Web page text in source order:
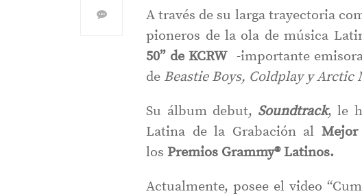
A través de su larga trayectoria
pioneros de la ola de música
50” de KCRW-importante
de Beastie Boys, Coldplay y Arctic
Su álbum debut, Soundtrack, le
Latina de la Grabación al
los Premios Grammy® Latinos.
Actualmente, posee el video